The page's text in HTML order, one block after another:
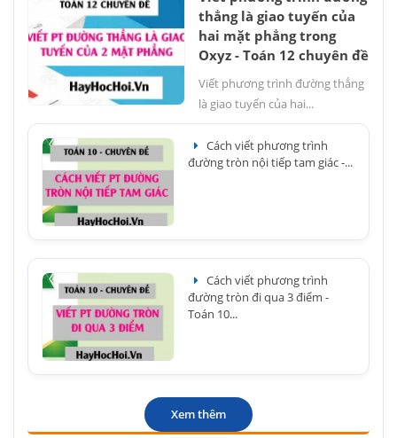
thẳng là giao tuyến của
hai mặt phẳng trong
Oxyz - Toán 12 chuyên đề
Viết phương trình đường thẳng
là giao tuyến của hai...
Cách viết phương trình
đường tròn nội tiếp tam giác -...
Cách viết phương trình
đường tròn đi qua 3 điểm -
Toán 10...
Xem thêm